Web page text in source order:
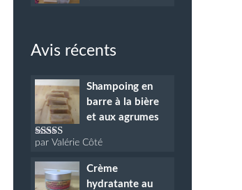
Avis récents
Shampoing en
barre à la bière
et aux agrumes
Note5sur 5
par Valérie Côté
Crème
hydratante au